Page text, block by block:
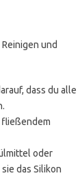
und
dass du alle
fließendem
oder
das Silikon